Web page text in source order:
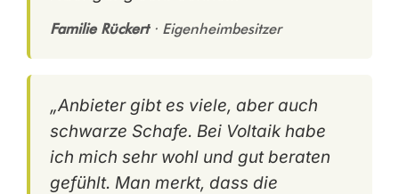
Familie Rückert· Eigenheimbesitzer
„Anbieter gibt es viele, aber auch
schwarze Schafe. Bei Voltaik habe
ich mich sehr wohl und gut beraten
gefühlt. Man merkt, dass die